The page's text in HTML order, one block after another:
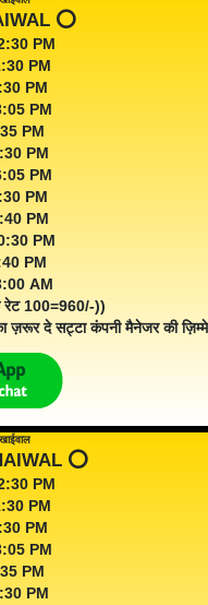
⭕️
PM
PM
PM
PM
PM
PM
PM
PM
PM
PM
PM
AM
100=960/-))
ज़रूर दे सट्टा कंपनी मैनेजर की
⭕️
PM
PM
PM
PM
PM
PM